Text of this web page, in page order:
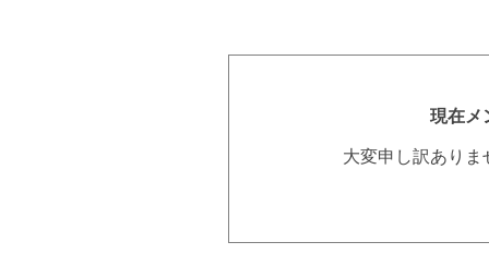
現在メ
大変申し訳あり